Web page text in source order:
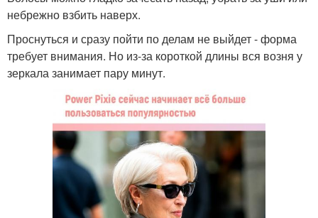
небрежно взбить наверх.
Проснуться и сразу пойти по делам не выйдет - форма
требует внимания. Но из-за короткой длины вся возня у
зеркала занимает пару минут.